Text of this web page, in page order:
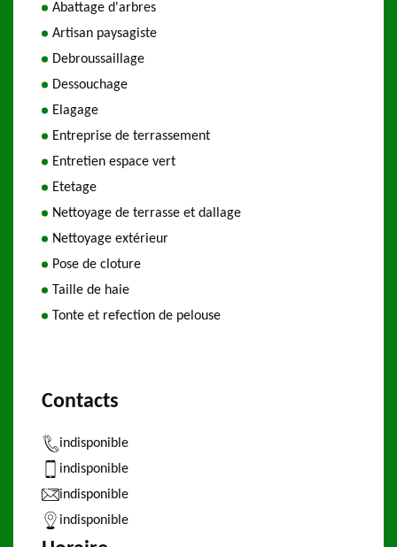
Abattage d'arbres
Artisan paysagiste
Debroussaillage
Dessouchage
Elagage
Entreprise de terrassement
Entretien espace vert
Etetage
Nettoyage de terrasse et dallage
Nettoyage extérieur
Pose de cloture
Taille de haie
Tonte et refection de pelouse
Contacts
indisponible
indisponible
indisponible
indisponible